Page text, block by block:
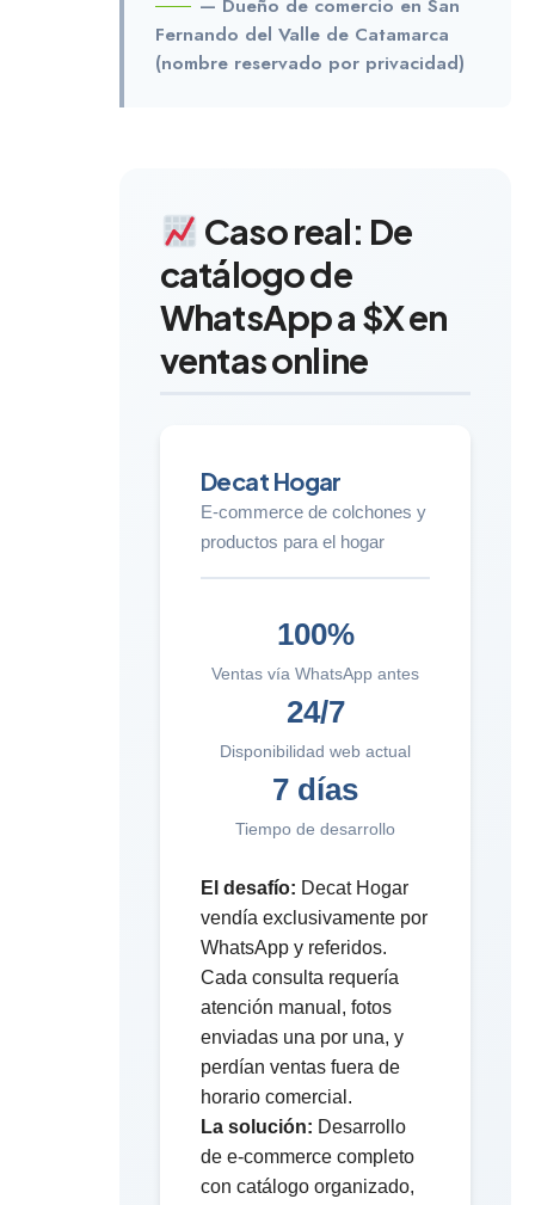
— Dueño de comercio en San
Fernando del Valle de Catamarca
(nombre reservado por privacidad)
Caso real: De
catálogo de
WhatsApp a $X en
ventas online
Decat Hogar
E-commerce de colchones y
productos para el hogar
100%
Ventas vía WhatsApp antes
24/7
Disponibilidad web actual
7 días
Tiempo de desarrollo
El desafío: Decat Hogar
vendía exclusivamente por
WhatsApp y referidos.
Cada consulta requería
atención manual, fotos
enviadas una por una, y
perdían ventas fuera de
horario comercial.
La solución: Desarrollo
de e-commerce completo
con catálogo organizado,